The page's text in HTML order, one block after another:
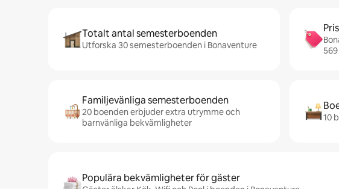
Totalt antal semesterboenden
Utforska 30 semesterboenden i Bonaventure
Familjevänliga semesterboenden
20 boenden erbjuder extra utrymme och
barnvänliga bekvämligheter
10
Populära bekvämligheter för gäster